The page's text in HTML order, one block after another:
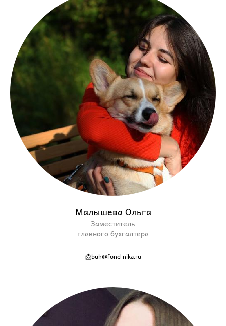
Малышева Ольга
Заместитель
главного бухгалтера
📩buh@fond-nika.ru